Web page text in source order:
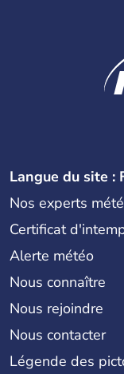
Langue du site :
Nos experts
Certificat
Alerte météo
Nous connaître
Nous rejoindre
Nous contacter
Légende des